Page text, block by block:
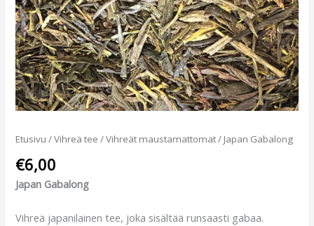
Etusivu /Vihreä tee /Vihreät maustamattomat/ Japan Gabalong
€6,00
Japan Gabalong
Vihreä japanilainen tee, joka sisältää runsaasti gabaa.